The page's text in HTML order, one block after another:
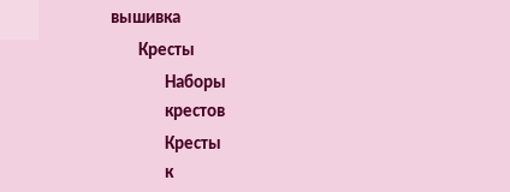
вышивка
Кресты
Наборы
крестов
Кресты
к